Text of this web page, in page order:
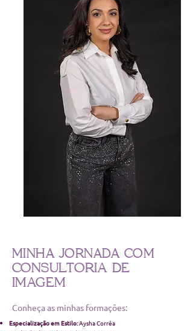
MINHA JORNADA COM
CONSULTORIA DE
IMAGEM
Conheça as minhas formações:
Especialização em Estilo:Aysha Corrêa